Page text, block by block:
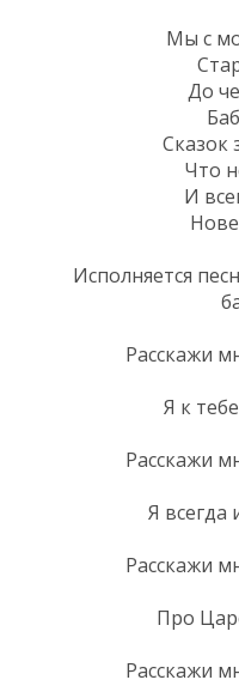
Мы с
До
Сказок
Что
И
Исполняется
Расскажи
Я к
Расскажи
Я всегда
Расскажи
Про
Расскажи